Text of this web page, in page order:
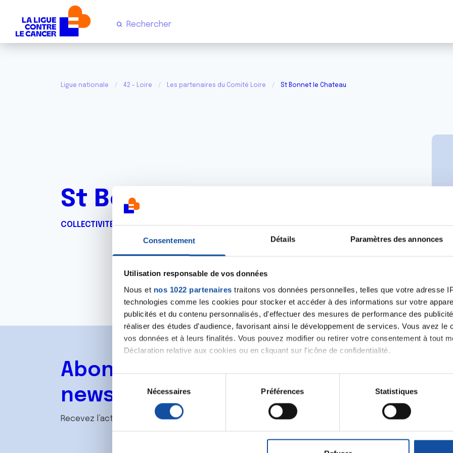
Consentement Détails Paramètres des annonces
Utilisation responsable de vos données
Nous et nos 1022 partenaires traitons vos données personnelles, telles que votre adresse
technologies comme les cookies pour stocker et accéder à des informations sur votre
publicités et du contenu personnalisés, d'effectuer des mesures de performance des
réaliser des études d’audience, favorisant ainsi le développement de services. Vous avez le
vos données et à leurs finalités. Vous pouvez modifier ou retirer votre consentement à tout
Déclaration relative aux cookies ou en cliquant sur l'icône de confidentialité.
Si vous le permettez, nous aimerions également :
Collecter des informations sur votre localisation géographique qui peuvent être
digitales).
. Vous pouvez modifier ou retirer votre consentement à tout moment à partir de la
é
l
e
Nécessaires Préférences Statistiques
Ligue nationale 42 - Loire Les partenaires du Comité Loire St Bonnet le Chateau
St Bonnet le Chateau
COLLECTIVITÉ
Abonnez-vous à notre
newsletter
Recevez l’actualité de la Ligue.
J'accepte
m'abonner.